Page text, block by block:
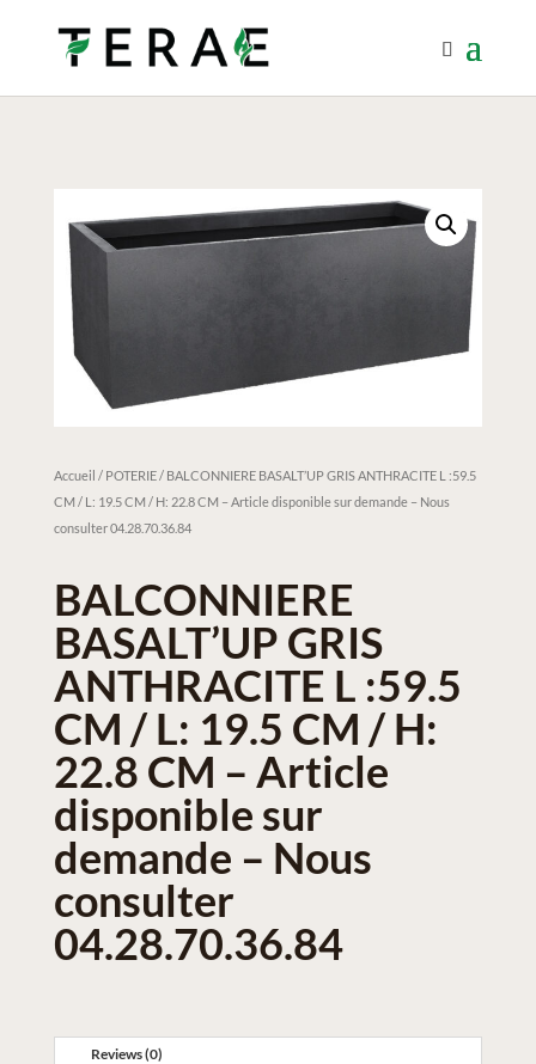
Accueil / POTERIE/ BALCONNIERE BASALT’UP GRIS ANTHRACITE L :59.5
CM / L: 19.5 CM / H: 22.8 CM – Article disponible sur demande – Nous
consulter 04.28.70.36.84
BALCONNIERE
BASALT’UP GRIS
ANTHRACITE L :59.5
CM / L: 19.5 CM / H:
22.8 CM – Article
disponible sur
demande – Nous
consulter
04.28.70.36.84
Reviews (0)